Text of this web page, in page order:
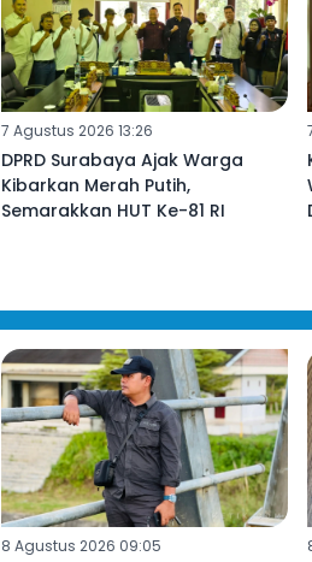
7 Agustus 2026 13:26
DPRD Surabaya Ajak Warga
Kibarkan Merah Putih,
Semarakkan HUT Ke-81 RI
8 Agustus 2026 09:05